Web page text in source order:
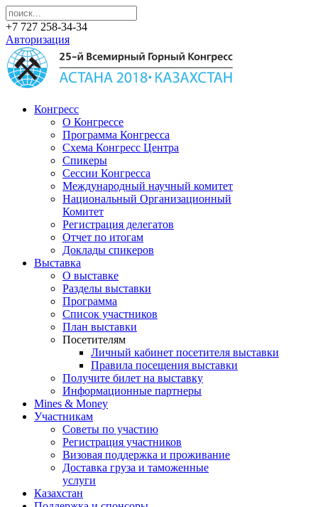
+7 727 258-34-34
Авторизация
Конгресс
О Конгрессе
Программа Конгресса
Схема Конгресс Центра
Спикеры
Сессии Конгресса
Международный научный комитет
Национальный Организационный
Комитет
Регистрация делегатов
Отчет по итогам
Доклады спикеров
Выставка
О выставке
Разделы выставки
Программа
Список участников
План выставки
Посетителям
Личный кабинет посетителя выставки
Правила посещения выставки
Получите билет на выставку
Информационные партнеры
Mines & Money
Участникам
Советы по участию
Регистрация участников
Визовая поддержка и проживание
Доставка груза и таможенные
услуги
Казахстан